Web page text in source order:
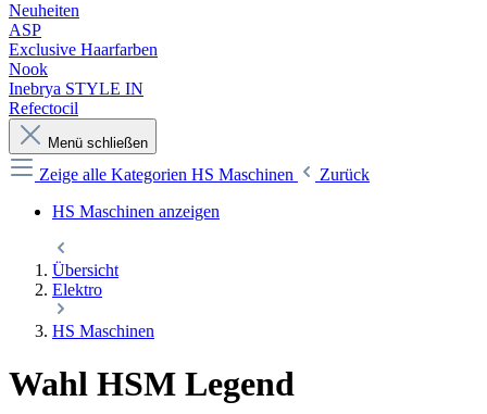
Neuheiten
ASP
Exclusive Haarfarben
Nook
Inebrya STYLE IN
Refectocil
Menü schließen
Zeige alle Kategorien HS Maschinen
Zurück
HS Maschinen anzeigen
Übersicht
Elektro
HS Maschinen
Wahl HSM Legend